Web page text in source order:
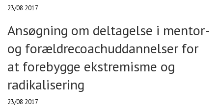
23/08 2017
Ansøgning om deltagelse i mentor-
og forældrecoachuddannelser for
at forebygge ekstremisme og
radikalisering
23/08 2017